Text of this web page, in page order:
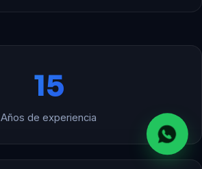
15
Años de experiencia